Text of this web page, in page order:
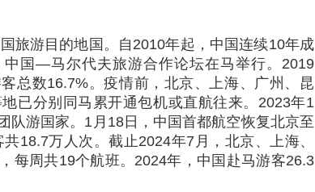
旅游目的地国。自2010年起，中国连续10年成
国—马尔代夫旅游合作论坛在马举行。2019
总数16.7%。疫情前，北京、上海、广州、昆
已分别同马累开通包机或直航往来。2023年1
队游国家。1月18日，中国首都航空恢复北京至
18.7万人次。截止2024年7月，北京、上海、
每周共19个航班。2024年，中国赴马游客26.3